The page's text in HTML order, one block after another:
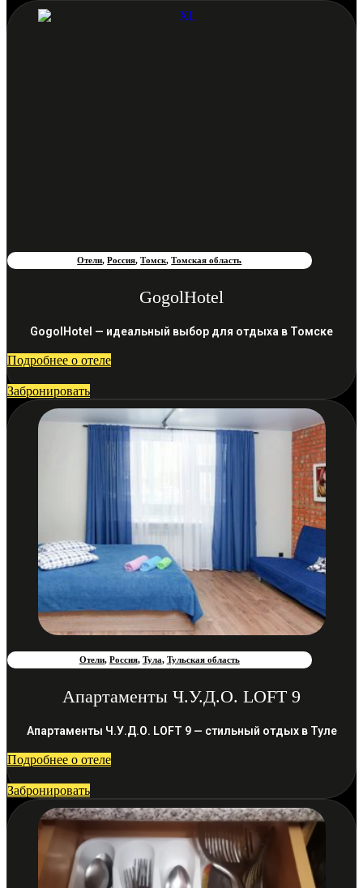
Отели,Россия,Томск,Томская область
GogolHotel
GogolHotel — идеальный выбор для отдыха в Томске
Подробнее о отеле
Забронировать
Отели, Россия, Тула, Тульская область
Апартаменты Ч.У.Д.О. LOFT 9
Апартаменты Ч.У.Д.О. LOFT 9 — стильный отдых в Туле
Подробнее о отеле
Забронировать